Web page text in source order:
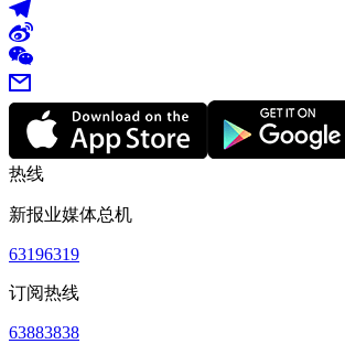
热线
新报业媒体总机
63196319
订阅热线
63883838